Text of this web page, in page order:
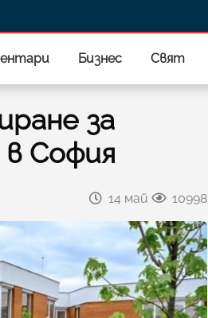
Бизнес Свят
за
София
14 май 10998